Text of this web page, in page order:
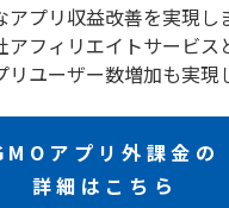
アプリ収益改善を実現し
アフィリエイトサービス
リユーザー数増加も実現
アプリ外課金の
詳細はこちら